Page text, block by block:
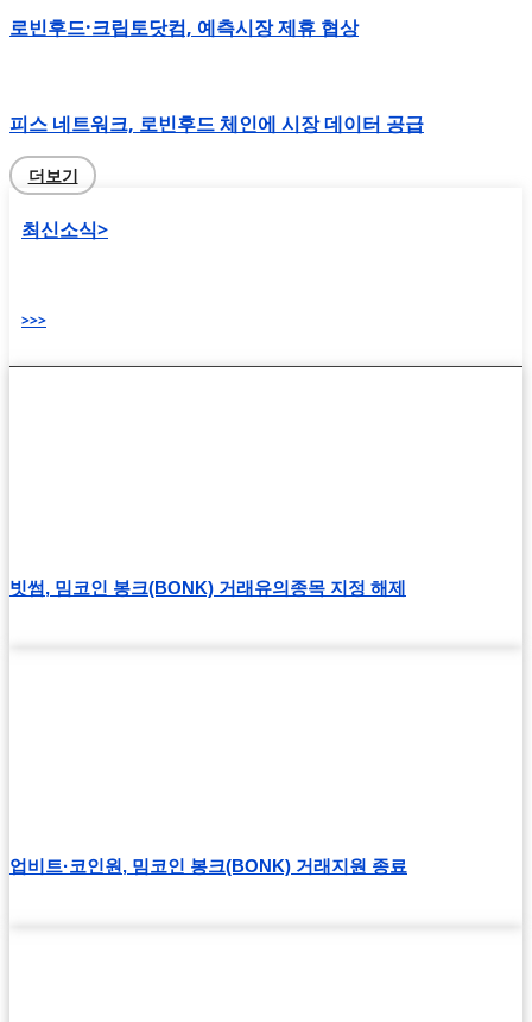
로빈후드·크립토닷컴, 예측시장 제휴 협상
피스 네트워크, 로빈후드 체인에 시장 데이터 공급
더보기
최신소식>
>>>
빗썸, 밈코인 봉크(BONK) 거래유의종목 지정 해제
업비트·코인원, 밈코인 봉크(BONK) 거래지원 종료